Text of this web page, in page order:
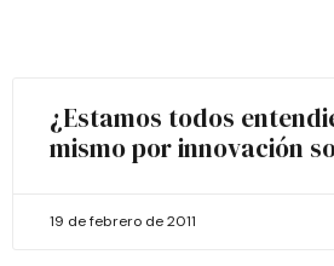
¿Estamos todos
mismo por innovación
19 de febrero de 2011